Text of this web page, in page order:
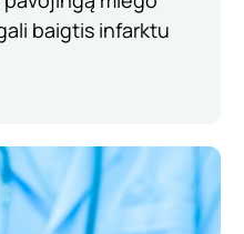
baigtis infarktu